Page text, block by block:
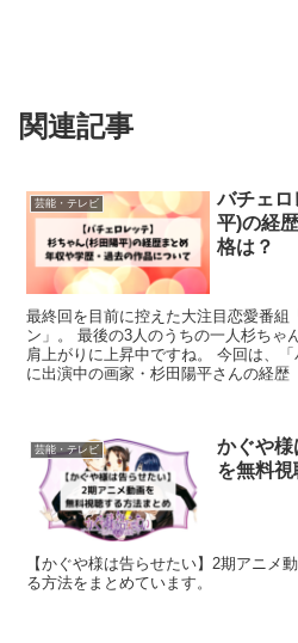
関連記事
芸能・テレビ
バチェロ
平)の経
格は？
最終回を目前に控えた大注目恋愛番組
ン」。 最後の3人のうちの一人杉ちゃ
肩上がりに上昇中ですね。 今回は、「
に出演中の画家・杉田陽平さんの経歴
芸能・テレビ
かぐや
を無料
【かぐや様は告らせたい】2期アニメ
る方法をまとめています。